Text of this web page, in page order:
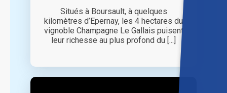
Situés à Boursault, à quelques
kilomètres d’Epernay, les 4 hectares du
vignoble Champagne Le Gallais puisent
leur richesse au plus profond du [...]